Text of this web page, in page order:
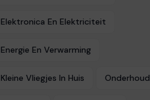
Elektronica En Elektriciteit
Energie En Verwarming
Kleine Vliegjes In Huis Onderhoud